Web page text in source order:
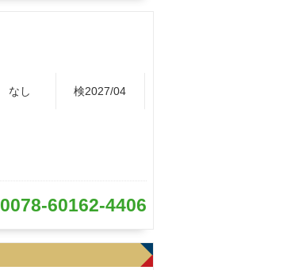
なし 検2027/04
0078-60162-4406